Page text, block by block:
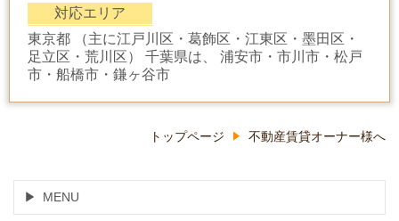
対応エリア
東京都 （主に江戸川区・葛飾区・江東区・墨田区・
足立区・荒川区） 千葉県は、 浦安市・市川市・松戸
市・船橋市・鎌ヶ谷市
トップページ 不動産賃貸オーナー様へ
MENU